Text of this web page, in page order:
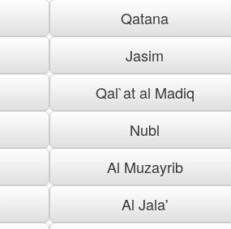
Qatana
Jasim
Qal`at al Madiq
Nubl
Al Muzayrib
Al Jala'